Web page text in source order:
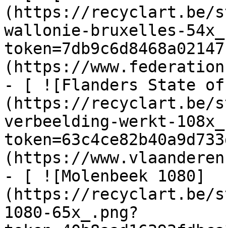
(https://recyclart.be/
wallonie-bruxelles-
(https://
- [ ![Flanders State
(https://recyclart.be/
verbeelding-werkt-
(https://
- [ ![Molenbeek 1080]
(https://recyclart.be/
1080-65x_.png?